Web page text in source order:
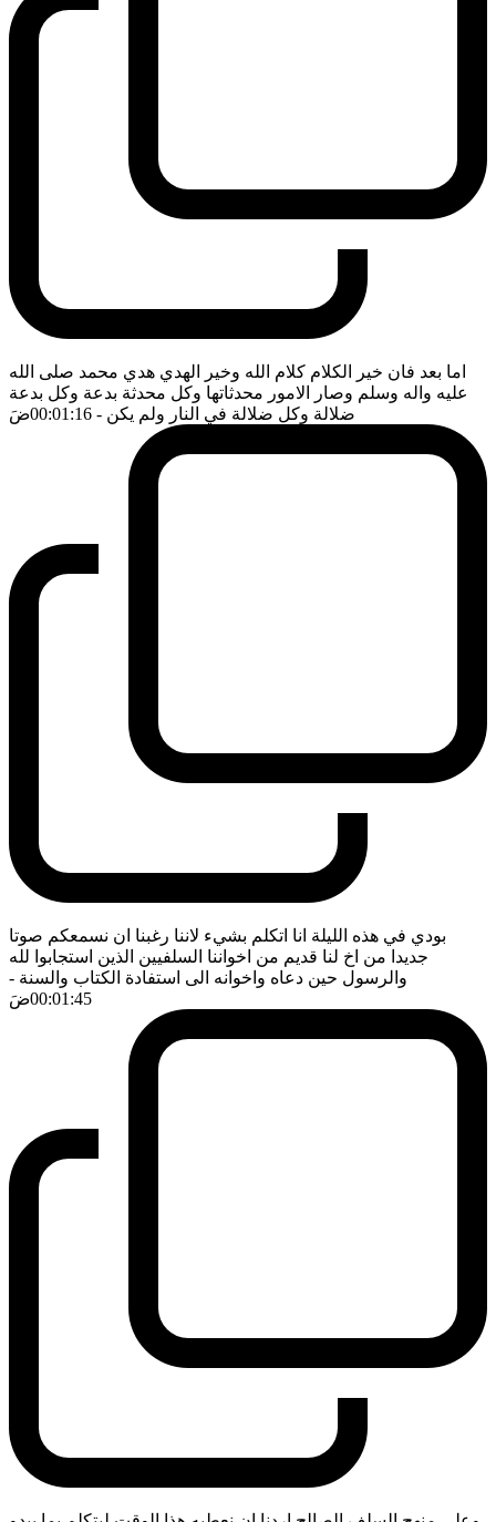
اما بعد فان خير الكلام كلام الله وخير الهدي هدي محمد صلى الله
عليه واله وسلم وصار الامور محدثاتها وكل محدثة بدعة وكل بدعة
ضلالة وكل ضلالة في النار ولم يكن - 00:01:16 ضَ
بودي في هذه الليلة انا اتكلم بشيء لاننا رغبنا ان نسمعكم صوتا
جديدا من اخ لنا قديم من اخواننا السلفيين الذين استجابوا لله
والرسول حين دعاه واخوانه الى استفادة الكتاب والسنة -
00:01:45ضَ